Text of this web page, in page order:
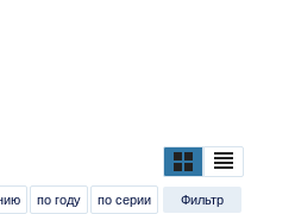
по году по серии Фильтр